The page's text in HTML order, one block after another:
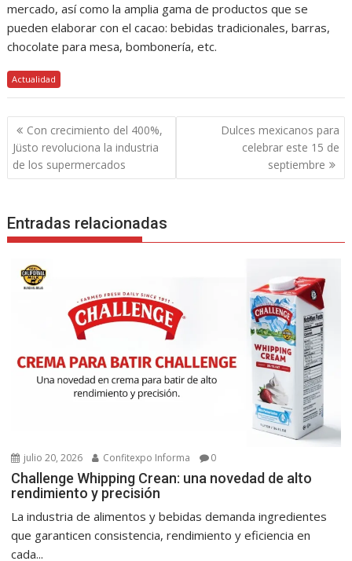
mercado, así como la amplia gama de productos que se
pueden elaborar con el cacao: bebidas tradicionales, barras,
chocolate para mesa, bombonería, etc.
Actualidad
Navegación
de
entradas
Con crecimiento del 400%,
Jüsto revoluciona la industria
de los supermercados
Dulces mexicanos para
celebrar este 15 de
septiembre
Entradas relacionadas
julio 20, 2026 Confitexpo Informa 0
Challenge Whipping Crean: una novedad de alto
rendimiento y precisión
La industria de alimentos y bebidas demanda ingredientes
que garanticen consistencia, rendimiento y eficiencia en
cada...